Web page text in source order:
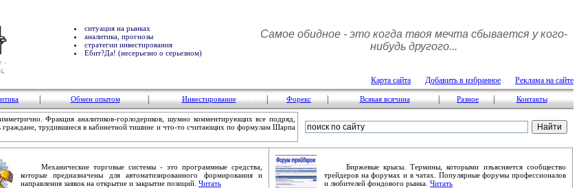
ситуация на рынках
аналитика, прогнозы
стратегии инвестирования
Ебит?Да! (несерьезно о серьезном)
Самое обидное - это когда твоя мечта сбывается у кого-
нибудь другого...
Карта сайта Добавить в избранное Реклама на сайте
Обмен опытом Инвестирование Форекс Всякая всячина Разное Контакты
Фракция аналитиков-горлодериков, шумно комментирующих все подряд,
граждане, трудившиеся в кабинетной тишине и что-то считающих по формулам Шарпа
Механические торговые системы - это программные средства,
которые предназначены для автоматизированного формирования и
направления заявок на открытие и закрытие позиций. Читать
Биржевые крысы. Термины, которыми изъясняется сообщество
трейдеров на форумах и в чатах. Популярные форумы профессионалов
и любителей фондового рынка. Читать